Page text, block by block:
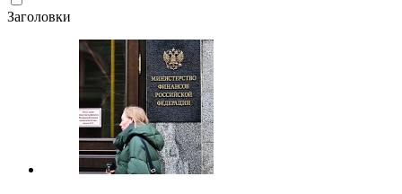
Заголовки